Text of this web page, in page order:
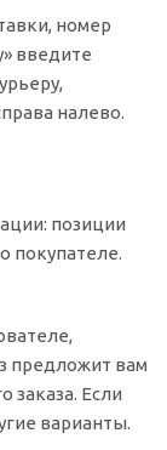
номер
введите
налево.
позиции
покупателе.
предложит вам
Если
варианты.